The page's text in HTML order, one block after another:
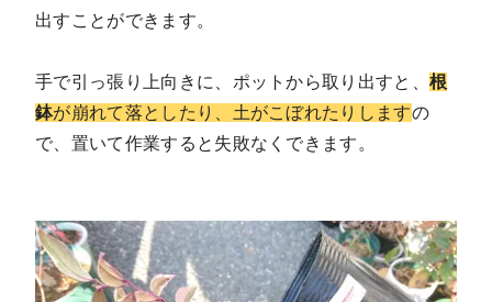
出すことができます。
手で引っ張り上向きに、ポットから取り出すと、根
鉢が崩れて落としたり、土がこぼれたりしますの
で、置いて作業すると失敗なくできます。